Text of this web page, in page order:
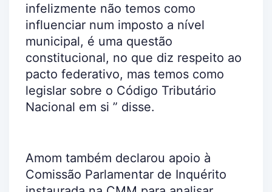
infelizmente não temos como
influenciar num imposto a nível
municipal, é uma questão
constitucional, no que diz respeito ao
pacto federativo, mas temos como
legislar sobre o Código Tributário
Nacional em si ” disse.
Amom também declarou apoio à
Comissão Parlamentar de Inquérito